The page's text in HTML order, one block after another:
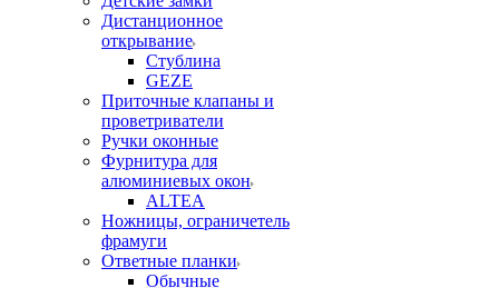
Дистанционное
открывание
Стублина
GEZE
Приточные клапаны и
проветриватели
Ручки оконные
Фурнитура для
алюминиевых окон
ALTEA
Ножницы, ограничетель
фрамуги
Ответные планки
Обычные